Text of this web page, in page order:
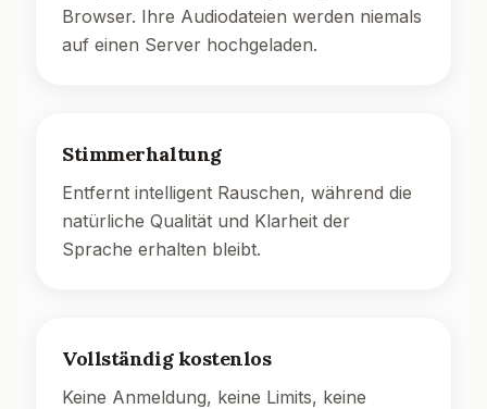
Browser. Ihre Audiodateien werden niemals
auf einen Server hochgeladen.
Stimmerhaltung
Entfernt intelligent Rauschen, während die
natürliche Qualität und Klarheit der
Sprache erhalten bleibt.
Vollständig kostenlos
Keine Anmeldung, keine Limits, keine